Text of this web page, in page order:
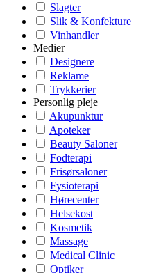
Slagter
Slik & Konfekture
Vinhandler
Medier
Designere
Reklame
Trykkerier
Personlig pleje
Akupunktur
Apoteker
Beauty Saloner
Fodterapi
Frisørsaloner
Fysioterapi
Hørecenter
Helsekost
Kosmetik
Massage
Medical Clinic
Optiker